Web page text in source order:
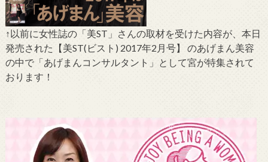
↑以前に女性誌の「美ST」さんの取材を受けた内容が、本日
発売された【美ST(ビスト) 2017年2月号】 のあげまん美容
の中で「あげまんコンサルタント」として宮が特集されて
おります！